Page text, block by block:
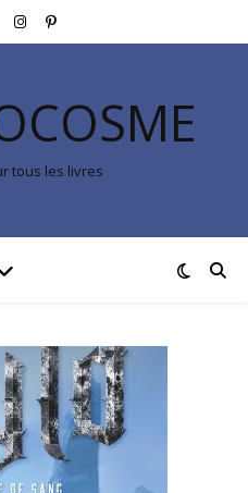
tous les livres